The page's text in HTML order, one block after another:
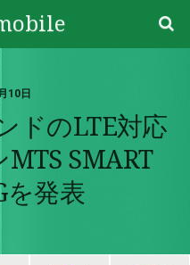
10日
ドのLTE対応
SMART
発表